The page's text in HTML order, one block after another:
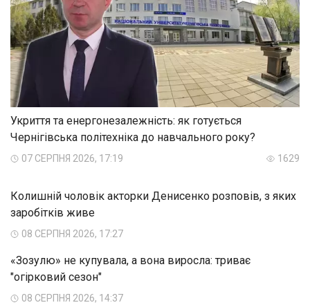
Укриття та енергонезалежність: як готується
Чернігівська політехніка до навчального року?
07 СЕРПНЯ 2026, 17:19 1629
Колишній чоловік акторки Денисенко розповів, з яких
заробітків живе
08 СЕРПНЯ 2026, 17:27
«Зозулю» не купувала, а вона виросла: триває
"огірковий сезон"
08 СЕРПНЯ 2026, 14:37